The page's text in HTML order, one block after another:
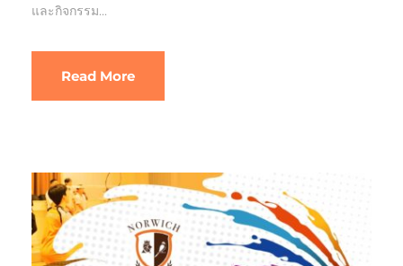
และกิจกรรม...
Read More